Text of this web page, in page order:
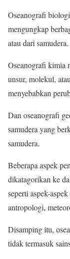
Oseanografi
mengungkap
atau dari samudera.
Oseanografi kimia
unsur, molekul,
menyebabkan
Dan oseanografi
samudera yang
samudera.
Beberapa aspek
dikatagorikan ke
seperti aspek-
antropologi,
Disamping itu,
tidak termasuk